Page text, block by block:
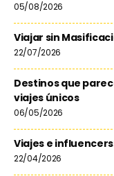
05/08/2026
Viajar sin
22/07/2026
Destinos que
viajes únicos
06/05/2026
Viajes e
22/04/2026